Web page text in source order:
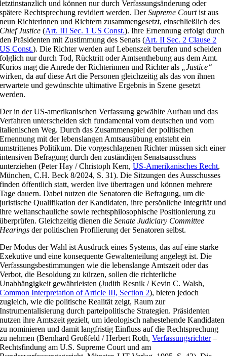
letztinstanzlich und können nur durch Verfassungsänderung oder
spätere Rechtsprechung revidiert werden. DerSupreme Courtist aus
neun Richterinnen und Richtern zusammengesetzt, einschließlich des
Chief Justice (Art. III Sec. 1 US Const.). Ihre Ernennung erfolgt durch
den Präsidenten mit Zustimmung des Senats (Art. II Sec. 2 Clause 2
US Const.). Die Richter werden auf Lebenszeit berufen und scheiden
folglich nur durch Tod, Rücktritt oder Amtsenthebung aus dem Amt.
Kurios mag die Anrede der Richterinnen und Richter als „Justice“
wirken, da auf diese Art die Personen gleichzeitig als das von ihnen
erwartete und gewünschte ultimative Ergebnis in Szene gesetzt
werden.
Der in der US-amerikanischen Verfassung gewählte Aufbau und das
Verfahren unterscheiden sich fundamental vom deutschen und vom
italienischen Weg. Durch das Zusammenspiel der politischen
Ernennung mit der lebenslangen Amtsausübung entsteht ein
umstrittenes Politikum. Die vorgeschlagenen Richter müssen sich einer
intensiven Befragung durch den zuständigen Senatsausschuss
unterziehen (Peter Hay / Christoph Kern,US-Amerikanisches Recht,
München, C.H. Beck 8/2024, S. 31). Die Sitzungen des Ausschusses
finden öffentlich statt, werden live übertragen und können mehrere
Tage dauern. Dabei nutzen die Senatoren die Befragung, um die
juristische Qualifikation der Kandidaten, ihre persönliche Integrität und
ihre weltanschauliche sowie rechtsphilosophische Positionierung zu
überprüfen. Gleichzeitig dienen dieSenate Judiciary Committee
Hearings der politischen Profilierung der Senatoren selbst.
Der Modus der Wahl ist Ausdruck eines Systems, das auf eine starke
Exekutive und eine konsequente Gewaltenteilung angelegt ist. Die
Verfassungsbestimmungen wie die lebenslange Amtszeit oder das
Verbot, die Besoldung zu kürzen, sollen die richterliche
Unabhängigkeit gewährleisten (Judith Resnik / Kevin C. Walsh,
Common Interpretation of Article III, Section 2), bieten jedoch
zugleich, wie die politische Realität zeigt, Raum zur
Instrumentalisierung durch parteipolitische Strategien. Präsidenten
nutzen ihre Amtszeit gezielt, um ideologisch nahestehende Kandidaten
zu nominieren und damit langfristig Einfluss auf die Rechtsprechung
zu nehmen (Bernhard Großfeld / Herbert Roth,Verfassungsrichter–
Rechtsfindung am U.S. Supreme Court und am